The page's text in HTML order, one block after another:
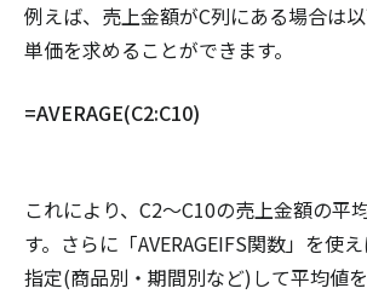
例えば、売上金額がC列にある場合は
単価を求めることができます。
=AVERAGE(C2:C10)
これにより、C2〜C10の売上金額の平
す。さらに「AVERAGEIFS関数」を使
指定(商品別・期間別など)して平均値